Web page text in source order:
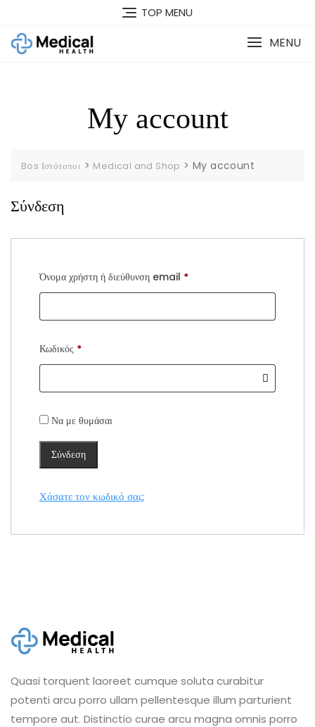
content
TOP MENU
MENU
My account
Bos Ιστότοποι > Medical and Shop >My account
Σύνδεση
Όνομα χρήστη ή διεύθυνση email *Απαιτείται
Κωδικός *Απαιτείται
Να με θυμάσαι
Σύνδεση
Χάσατε τον κωδικό σας;
Quasi torquent laoreet cumque soluta curabitur
potenti arcu porro ullam pellentesque illum parturient
tempore aut. Distinctio curae arcu magna omnis porro